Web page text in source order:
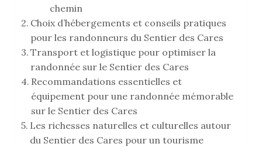
chemin
Choix d’hébergements et conseils pratiques
pour les randonneurs du Sentier des Cares
Transport et logistique pour optimiser la
randonnée sur le Sentier des Cares
Recommandations essentielles et
équipement pour une randonnée mémorable
sur le Sentier des Cares
Les richesses naturelles et culturelles autour
du Sentier des Cares pour un tourisme